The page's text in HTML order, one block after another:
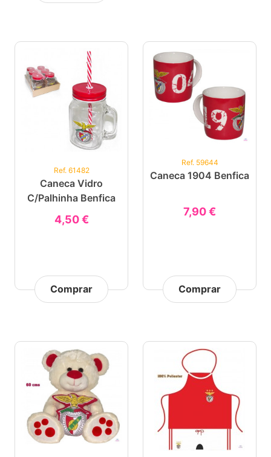
Ref. 61482
Caneca Vidro
C/Palhinha Benfica
4,50 €
Comprar
Ref. 59644
Caneca 1904 Benfica
7,90 €
Comprar